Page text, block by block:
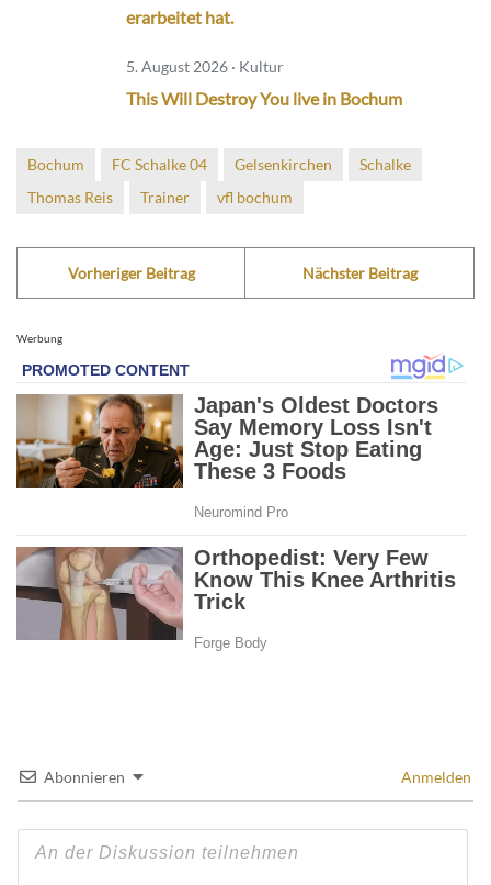
erarbeitet hat.
5. August 2026 · Kultur
This Will Destroy You live in Bochum
Bochum FC Schalke 04 Gelsenkirchen
Schalke
Thomas Reis
Trainer vfl bochum
Vorheriger Beitrag Nächster Beitrag
Werbung
Abonnieren Anmelden